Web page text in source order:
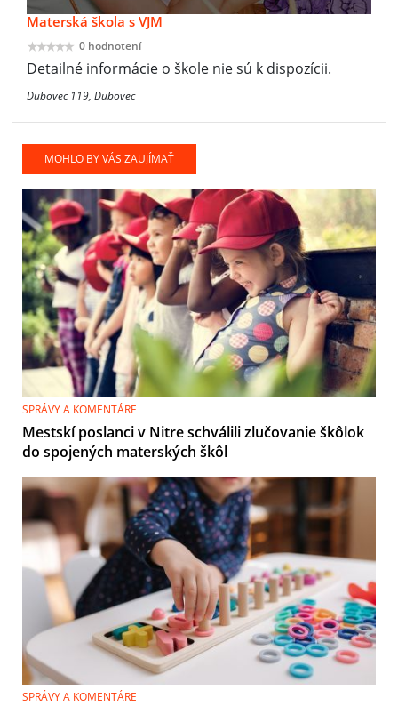
Materská škola s VJM
0 hodnotení
Detailné informácie o škole nie sú k dispozícii.
Dubovec 119, Dubovec
MOHLO BY VÁS ZAUJÍMAŤ
SPRÁVY A KOMENTÁRE
Mestskí poslanci v Nitre schválili zlučovanie škôlok
do spojených materských škôl
SPRÁVY A KOMENTÁRE